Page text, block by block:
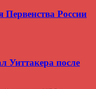
Первенства России
Уиттакера после